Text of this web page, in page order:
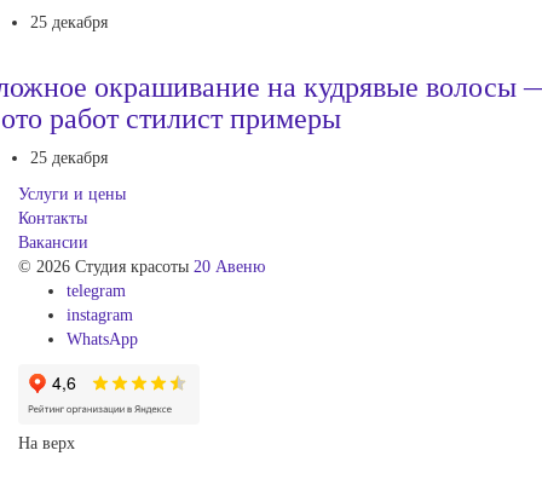
25 декабря
окрашивание на кудрявые волосы
работ стилист примеры
25 декабря
Услуги и цены
Контакты
Вакансии
© 2026 Студия красоты 20 Авеню
telegram
instagram
WhatsApp
На верх